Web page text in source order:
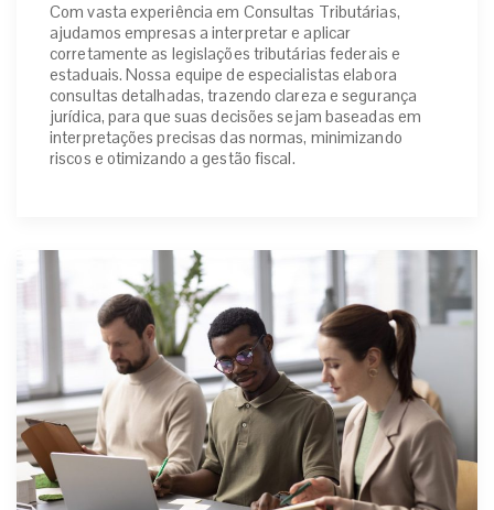
Com vasta experiência em Consultas Tributárias,
ajudamos empresas a interpretar e aplicar
corretamente as legislações tributárias federais e
estaduais. Nossa equipe de especialistas elabora
consultas detalhadas, trazendo clareza e segurança
jurídica, para que suas decisões sejam baseadas em
interpretações precisas das normas, minimizando
riscos e otimizando a gestão fiscal.